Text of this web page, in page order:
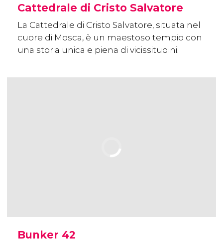
Cattedrale di Cristo Salvatore
La Cattedrale di Cristo Salvatore, situata nel
cuore di Mosca, è un maestoso tempio con
una storia unica e piena di vicissitudini.
Bunker 42